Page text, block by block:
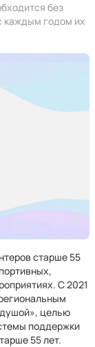
без
каждым годом их
старше 55
С 2021
целью
поддержки
55 лет.